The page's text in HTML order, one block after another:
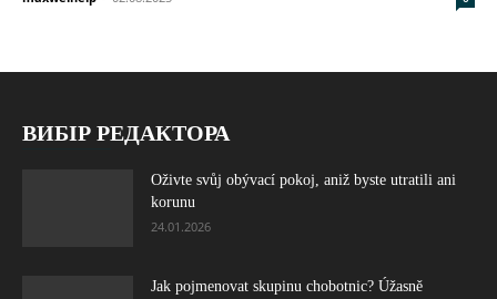
ВИБІР РЕДАКТОРА
Oživte svůj obývací pokoj, aniž byste utratili ani
korunu
24.01.2026
Jak pojmenovat skupinu chobotnic? Úžasně